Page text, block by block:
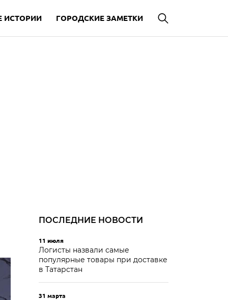
ИСТОРИИ ГОРОДСКИЕ ЗАМЕТКИ
ПОСЛЕДНИЕ НОВОСТИ
11 июля
Логисты назвали самые
популярные товары при доставке
в Татарстан
31 марта